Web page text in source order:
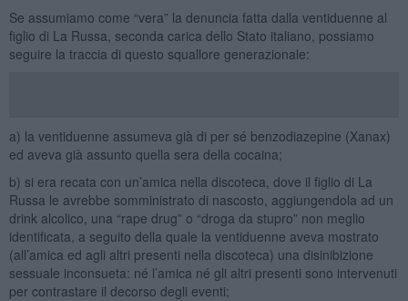
Se assumiamo come “vera” la denuncia fatta dalla ventiduenne al
figlio di La Russa, seconda carica dello Stato italiano, possiamo
seguire la traccia di questo squallore generazionale:
a) la ventiduenne assumeva già di per sé benzodiazepine (Xanax)
ed aveva già assunto quella sera della cocaina;
b) si era recata con un’amica nella discoteca, dove il figlio di La
Russa le avrebbe somministrato di nascosto, aggiungendola ad un
drink alcolico, una “rape drug” o “droga da stupro” non meglio
identificata, a seguito della quale la ventiduenne aveva mostrato
(all’amica ed agli altri presenti nella discoteca) una disinibizione
sessuale inconsueta: né l’amica né gli altri presenti sono intervenuti
per contrastare il decorso degli eventi;